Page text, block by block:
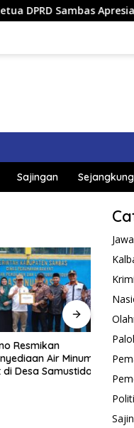
Apresiasi Sinerginya
Sajingan Sejangkung
Resmikan
Air Minum
Desa Samustida